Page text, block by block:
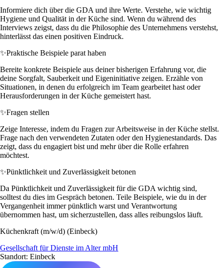
Informiere dich über die GDA und ihre Werte. Verstehe, wie wichtig
Hygiene und Qualität in der Küche sind. Wenn du während des
Interviews zeigst, dass du die Philosophie des Unternehmens verstehst,
hinterlässt das einen positiven Eindruck.
✨Praktische Beispiele parat haben
Bereite konkrete Beispiele aus deiner bisherigen Erfahrung vor, die
deine Sorgfalt, Sauberkeit und Eigeninitiative zeigen. Erzähle von
Situationen, in denen du erfolgreich im Team gearbeitet hast oder
Herausforderungen in der Küche gemeistert hast.
✨Fragen stellen
Zeige Interesse, indem du Fragen zur Arbeitsweise in der Küche stellst.
Frage nach den verwendeten Zutaten oder den Hygienestandards. Das
zeigt, dass du engagiert bist und mehr über die Rolle erfahren
möchtest.
✨Pünktlichkeit und Zuverlässigkeit betonen
Da Pünktlichkeit und Zuverlässigkeit für die GDA wichtig sind,
solltest du dies im Gespräch betonen. Teile Beispiele, wie du in der
Vergangenheit immer pünktlich warst und Verantwortung
übernommen hast, um sicherzustellen, dass alles reibungslos läuft.
Küchenkraft (m/w/d) (Einbeck)
Gesellschaft für Dienste im Alter mbH
Standort: Einbeck